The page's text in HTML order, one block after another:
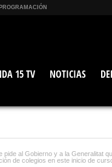
PROGRAMACIÓN
15 TV NOTICIAS
pide al Gobierno y a la Generalitat
de colegios en este inicio de